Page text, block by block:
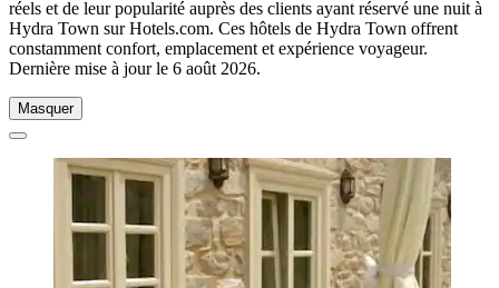
réels et de leur popularité auprès des clients ayant réservé une nuit à
Hydra Town sur Hotels.com. Ces hôtels de Hydra Town offrent
constamment confort, emplacement et expérience voyageur.
Dernière mise à jour le 6 août 2026.
Masquer